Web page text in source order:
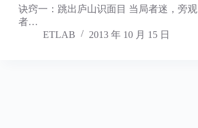
诀窍一：跳出庐山识面目 当局者迷，旁观
者…
ETLAB
2013 年 10 月 15 日